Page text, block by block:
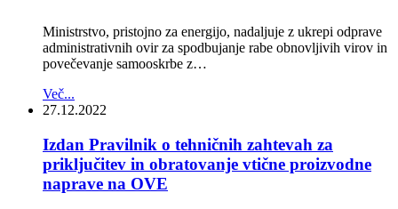
Ministrstvo, pristojno za energijo, nadaljuje z ukrepi odprave
administrativnih ovir za spodbujanje rabe obnovljivih virov in
povečevanje samooskrbe z…
Več...
27.12.2022
Izdan Pravilnik o tehničnih zahtevah za
priključitev in obratovanje vtične proizvodne
naprave na OVE